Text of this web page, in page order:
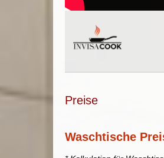
Preise
Waschtische